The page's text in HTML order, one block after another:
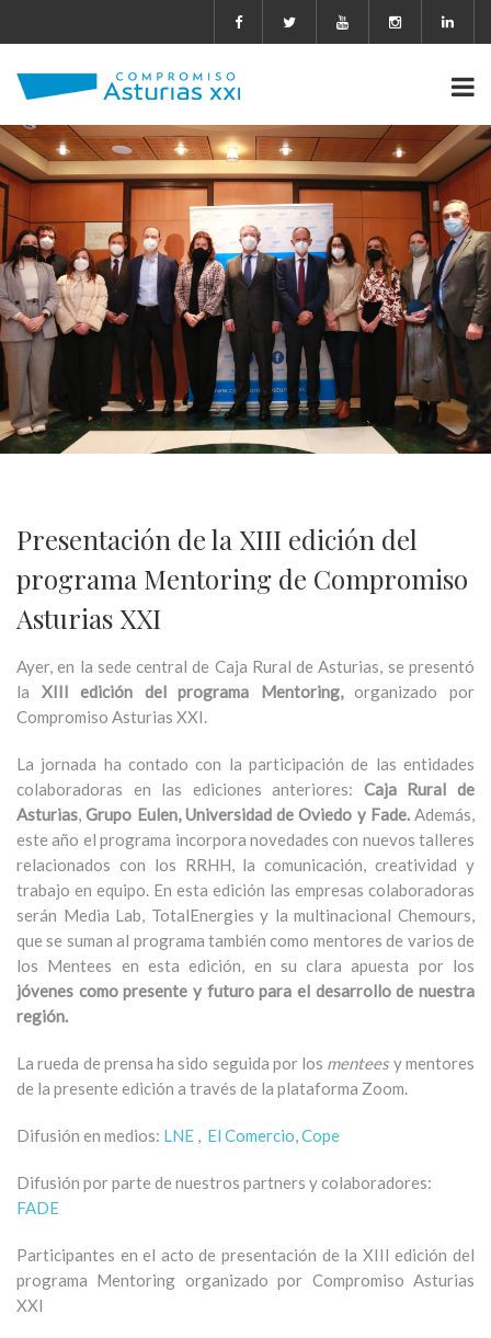
Presentación de la XIII edición del
programa Mentoring de Compromiso
Asturias XXI
Ayer, en la sede central de Caja Rural de Asturias, se presentó
la XIII edición del programa Mentoring,organizado por
Compromiso Asturias XXI.
La jornada ha contado con la participación de las entidades
colaboradoras en las ediciones anteriores: Caja Rural de
Asturias, Grupo Eulen, Universidad de Oviedo y Fade. Además,
este año el programa incorpora novedades con nuevos talleres
relacionados con los RRHH, la comunicación, creatividad y
trabajo en equipo. En esta edición las empresas colaboradoras
serán Media Lab, TotalEnergies y la multinacional Chemours,
que se suman al programa también como mentores de varios de
los Mentees en esta edición, en su clara apuesta por los
jóvenes como presente y futuro para el desarrollo de nuestra
región.
La rueda de prensa ha sido seguida por los mentees y mentores
de la presente edición a través de la plataforma Zoom.
Difusión en medios: LNE , El Comercio,Cope
Difusión por parte de nuestros partners y colaboradores:
FADE
Participantes en el acto de presentación de la XIII edición del
programa Mentoring organizado por Compromiso Asturias
XXI